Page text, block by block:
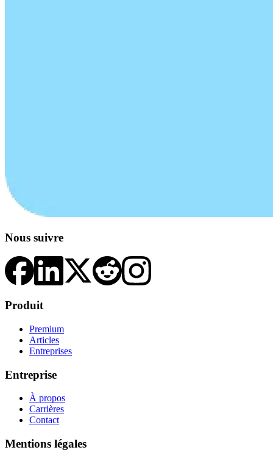
Nous suivre
Produit
Premium
Articles
Entreprises
Entreprise
À propos
Carrières
Contact
Mentions légales